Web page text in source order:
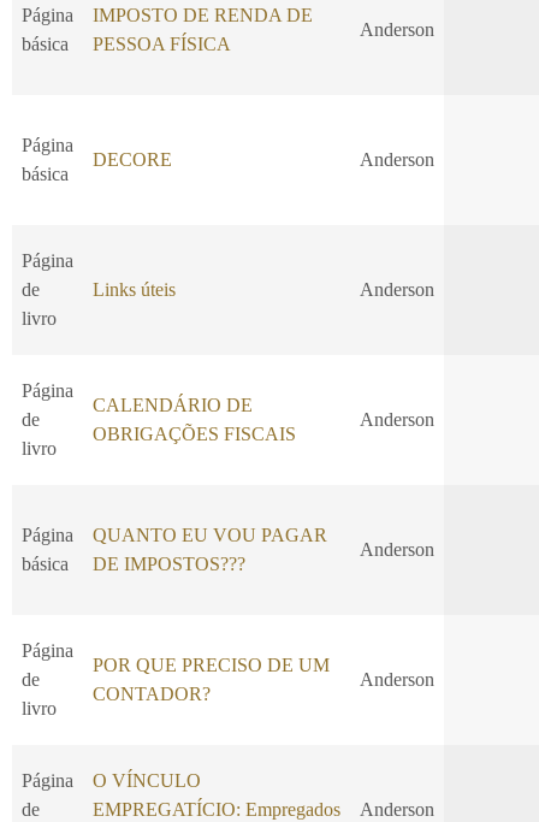
Página
básica
IMPOSTO DE RENDA DE
PESSOA FÍSICA
Anderson
Página
básica
DECORE Anderson
Página
de
livro
Links úteis Anderson
Página
de
livro
CALENDÁRIO DE
OBRIGAÇÕES FISCAIS
Anderson
Página
básica
QUANTO EU VOU PAGAR
DE IMPOSTOS???
Anderson
Página
de
livro
POR QUE PRECISO DE UM
CONTADOR?
Anderson
Página
de
O VÍNCULO
EMPREGATÍCIO: Empregados
Anderson